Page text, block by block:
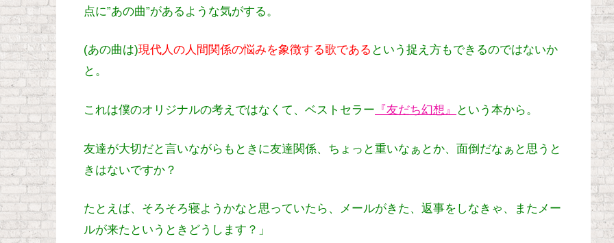
点に”あの曲”があるような気がする。
(あの曲は)現代人の人間関係の悩みを象徴する歌である という捉え方もできるのではないか
と。
これは僕のオリジナルの考えではなくて、ベストセラー 『友だち幻想』 という本から。
友達が大切だと言いながらもときに友達関係、ちょっと重いなぁとか、面倒だなぁと思うと
きはないですか？
たとえば、そろそろ寝ようかなと思っていたら、メールがきた、返事をしなきゃ、またメー
ルが来た というときどうします？」